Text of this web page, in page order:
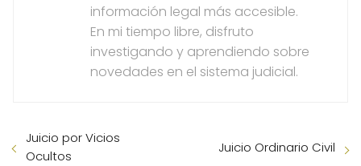
información legal más accesible.
En mi tiempo libre, disfruto
investigando y aprendiendo sobre
novedades en el sistema judicial.
Juicio por Vicios
Ocultos
Juicio Ordinario Civil